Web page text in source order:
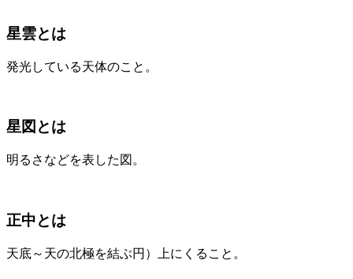
星雲とは
発光している天体のこと。
星図とは
明るさなどを表した図。
正中とは
天底～天の北極を結ぶ円）上にくること。